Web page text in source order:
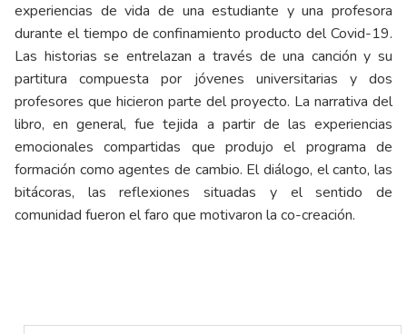
experiencias de vida de una estudiante y una profesora
durante el tiempo de confinamiento producto del Covid-19.
Las historias se entrelazan a través de una canción y su
partitura compuesta por jóvenes universitarias y dos
profesores que hicieron parte del proyecto. La narrativa del
libro, en general, fue tejida a partir de las experiencias
emocionales compartidas que produjo el programa de
formación como agentes de cambio. El diálogo, el canto, las
bitácoras, las reflexiones situadas y el sentido de
comunidad fueron el faro que motivaron la co-creación.